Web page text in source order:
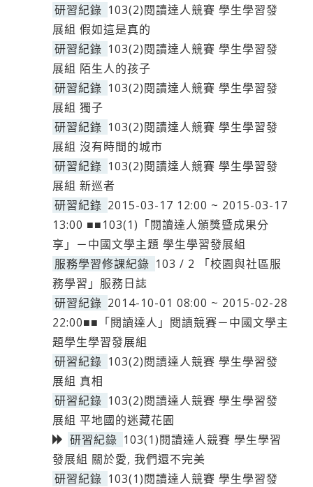
研習紀錄 103(2)閱讀達人競賽 學生學習發
展組 假如這是真的
研習紀錄 103(2)閱讀達人競賽 學生學習發
展組 陌生人的孩子
研習紀錄 103(2)閱讀達人競賽 學生學習發
展組 獨子
研習紀錄 103(2)閱讀達人競賽 學生學習發
展組 沒有時間的城市
研習紀錄 103(2)閱讀達人競賽 學生學習發
展組 新巡者
研習紀錄 2015-03-17 12:00 ~ 2015-03-17
13:00 ■■103(1)「閱讀達人頒獎暨成果分
享」－中國文學主題 學生學習發展組
服務學習修課紀錄 103 / 2 「校園與社區服
務學習」服務日誌
研習紀錄 2014-10-01 08:00 ~ 2015-02-28
22:00■■「閱讀達人」閱讀競賽－中國文學主
題學生學習發展組
研習紀錄 103(2)閱讀達人競賽 學生學習發
展組 真相
研習紀錄 103(2)閱讀達人競賽 學生學習發
展組 平地國的迷藏花園
研習紀錄 103(1)閱讀達人競賽 學生學習
發展組 關於愛, 我們還不完美
研習紀錄 103(1)閱讀達人競賽 學生學習發